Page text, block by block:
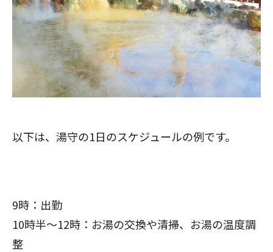
以下は、湯守の1日のスケジュールの例です。
9時：出勤
10時半〜12時：お湯の交換や清掃、お湯の温度調
整